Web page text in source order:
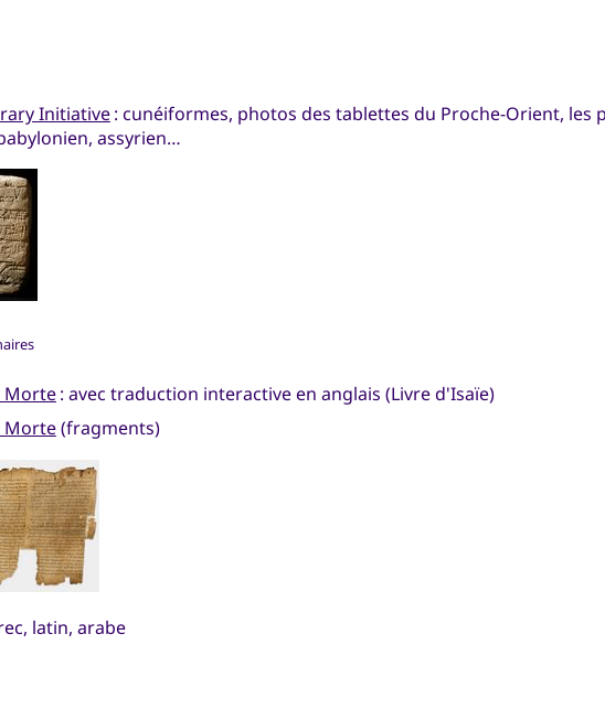
Initiative: cunéiformes, photos des tablettes du Proche-Orient,
assyrien…
Morte: avec traduction interactive en anglais (Livre d'Isaïe)
Morte(fragments)
latin, arabe